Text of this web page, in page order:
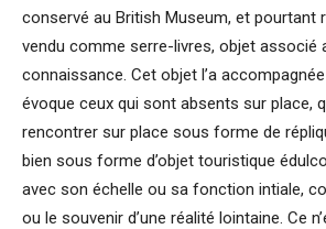
conservé au British Museum, et pourtant
vendu comme serre-livres, objet associé
connaissance. Cet objet l’a
évoque ceux qui sont absents sur place,
rencontrer sur place sous forme de
bien sous forme d’objet touristique
avec son échelle ou sa fonction intiale,
ou le souvenir d’une réalité lointaine. Ce